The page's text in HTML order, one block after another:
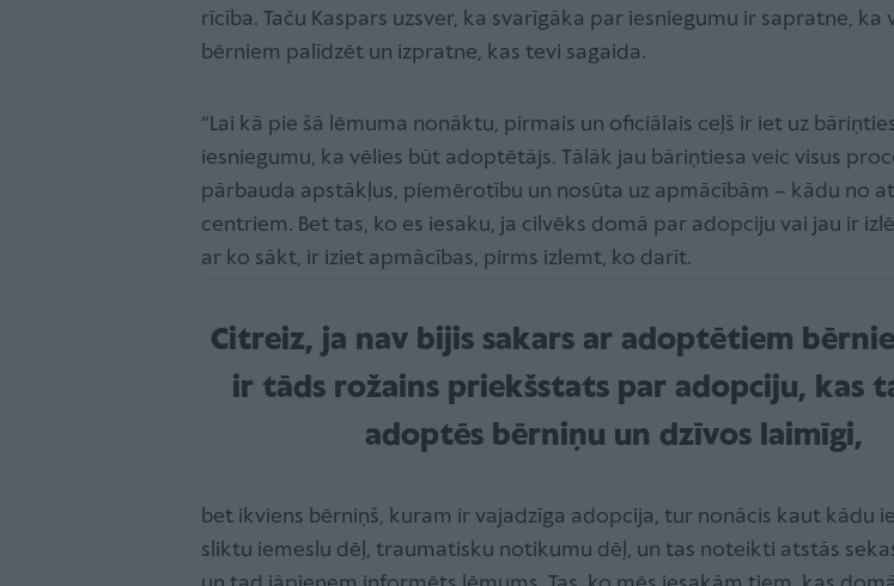
rīcība. Taču Kaspars uzsver, ka svarīgāka par iesniegumu ir sapratne, ka
bērniem palīdzēt un izpratne, kas tevi sagaida.
“Lai kā pie šā lēmuma nonāktu, pirmais un oficiālais ceļš ir iet uz
iesniegumu, ka vēlies būt adoptētājs. Tālāk jau bāriņtiesa veic visus
pārbauda apstākļus, piemērotību un nosūta uz apmācībām – kādu no
centriem. Bet tas, ko es iesaku, ja cilvēks domā par adopciju vai jau ir
ar ko sākt, ir iziet apmācības, pirms izlemt, ko darīt.
Citreiz, ja nav bijis sakars ar adoptētiem
ir tāds rožains priekšstats par adopciju, kas
adoptēs bērniņu un dzīvos laimīgi,
bet ikviens bērniņš, kuram ir vajadzīga adopcija, tur nonācis kaut kādu
sliktu iemeslu dēļ, traumatisku notikumu dēļ, un tas noteikti atstās